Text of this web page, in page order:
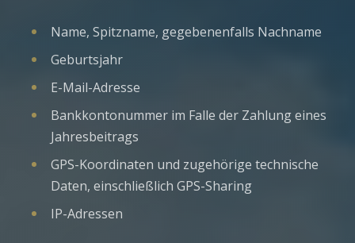
Name, Spitzname, gegebenenfalls Nachname
Geburtsjahr
E-Mail-Adresse
Bankkontonummer im Falle der Zahlung eines
Jahresbeitrags
GPS-Koordinaten und zugehörige technische
Daten, einschließlich GPS-Sharing
IP-Adressen